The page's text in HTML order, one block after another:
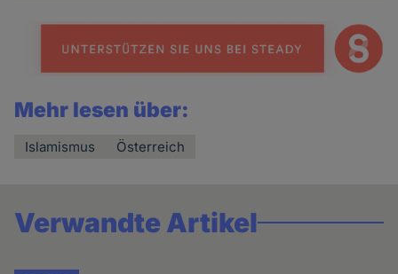
Mehr lesen über:
Islamismus Österreich
Verwandte Artikel